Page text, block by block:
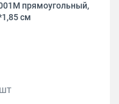
прямоугольный,
см
шт